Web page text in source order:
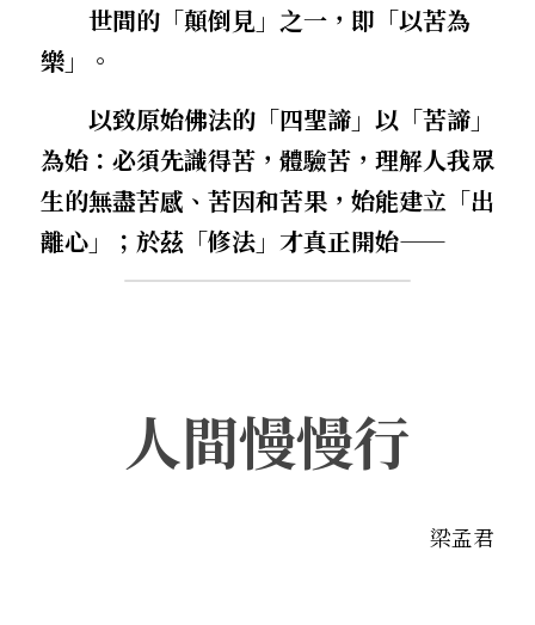
世間的「顛倒見」之一，即「以苦為
樂」。
為始：必須先識得苦，體驗苦，理解人我眾
生的無盡苦感、苦因和苦果，始能建立「出
離心」；於茲「修法」才真正開始——
人間慢慢行
梁孟君